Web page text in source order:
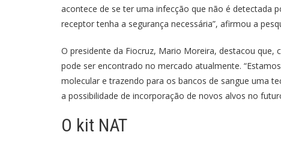
acontece de se ter uma infecção que não é detectada
receptor tenha a segurança necessária”, afirmou a
O presidente da Fiocruz, Mario Moreira, destacou
pode ser encontrado no mercado atualmente.
molecular e trazendo para os bancos de sangue uma
a possibilidade de incorporação de novos alvos no
O kit NAT